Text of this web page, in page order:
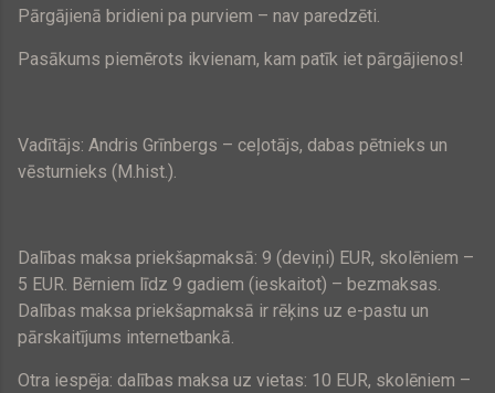
Pārgājienā bridieni pa purviem – nav paredzēti.
Pasākums piemērots ikvienam, kam patīk iet pārgājienos!
Vadītājs: Andris Grīnbergs – ceļotājs, dabas pētnieks un
vēsturnieks (M.hist.).
Dalības maksa priekšapmaksā: 9 (deviņi) EUR, skolēniem –
5 EUR. Bērniem līdz 9 gadiem (ieskaitot) – bezmaksas.
Dalības maksa priekšapmaksā ir rēķins uz e-pastu un
pārskaitījums internetbankā.
Otra iespēja: dalības maksa uz vietas: 10 EUR, skolēniem –